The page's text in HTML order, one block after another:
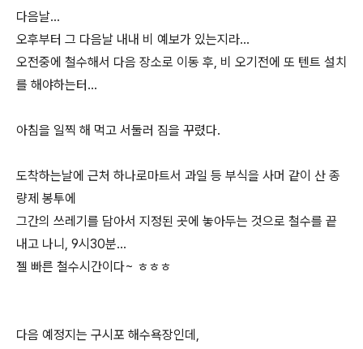
다음날...
오후부터 그 다음날 내내 비 예보가 있는지라...
오전중에 철수해서 다음 장소로 이동 후, 비 오기전에 또 텐트 설치
를 해야하는터...
아침을 일찍 해 먹고 서둘러 짐을 꾸렸다.
도착하는날에 근처 하나로마트서 과일 등 부식을 사머 같이 산 종
량제 봉투에
그간의 쓰레기를 담아서 지정된 곳에 놓아두는 것으로 철수를 끝
내고 나니, 9시30분...
젤 빠른 철수시간이다~ ㅎㅎㅎ
다음 예정지는 구시포 해수욕장인데,